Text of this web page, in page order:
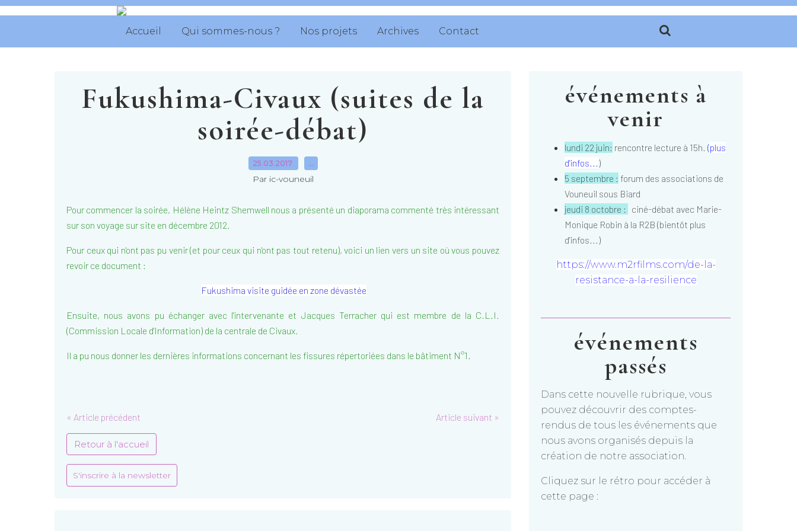
Accueil Qui sommes-nous ? Nos projets Archives Contact
Fukushima-Civaux (suites de la
soirée-débat)
25.03.2017 …
Par ic-vouneuil
Pour commencer la soirée, Hélène Heintz Shemwell nous a présenté un diaporama commenté très intéressant
sur son voyage sur site en décembre 2012.
Pour ceux qui n'ont pas pu venir (et pour ceux qui n'ont pas tout retenu), voici un lien vers un site où vous pouvez
revoir ce document :
Fukushima visite guidée en zone dévastée
Ensuite, nous avons pu échanger avec l'intervenante et Jacques Terracher qui est membre de la C.L.I.
(Commission Locale d'Information) de la centrale de Civaux.
Il a pu nous donner les dernières informations concernant les fissures répertoriées dans le bâtiment N°1.
« Article précédent Article suivant »
Retour à l'accueil
S'inscrire à la newsletter
événements à
venir
lundi 22 juin: rencontre lecture à 15h. (plus
d'infos...)
5 septembre : forum des associations de
Vouneuil sous Biard
jeudi 8 octobre :
ciné-débat avec Marie-
Monique Robin à la R2B (bientôt plus
d'infos...)
https://www.m2rfilms.com/de-la-
resistance-a-la-resilience
événements
passés
Dans cette nouvelle rubrique, vous
pouvez découvrir des comptes-
rendus de tous les événements que
nous avons organisés depuis la
création de notre association.
Cliquez sur le rétro pour accéder à
cette page :